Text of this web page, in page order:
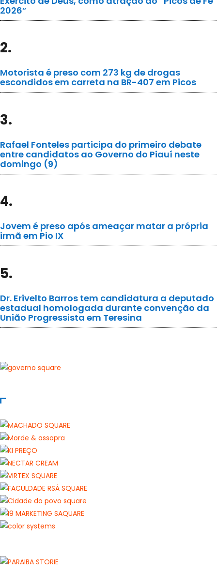
2026”
2.
Motorista é preso com 273 kg de drogas
escondidos em carreta na BR-407 em Picos
3.
Rafael Fonteles participa do primeiro debate
entre candidatos ao Governo do Piauí neste
domingo (9)
4.
Jovem é preso após ameaçar matar a própria
irmã em Pio IX
5.
Dr. Erivelto Barros tem candidatura a deputado
estadual homologada durante convenção da
União Progressista em Teresina